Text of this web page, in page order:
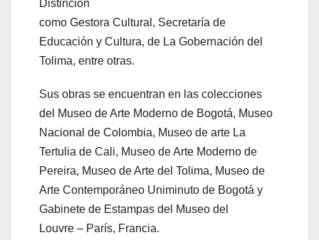
Distinción
como Gestora Cultural, Secretaría de
Educación y Cultura, de La Gobernación del
Tolima, entre otras.
Sus obras se encuentran en las colecciones
del Museo de Arte Moderno de Bogotá, Museo
Nacional de Colombia, Museo de arte La
Tertulia de Cali, Museo de Arte Moderno de
Pereira, Museo de Arte del Tolima, Museo de
Arte Contemporáneo Uniminuto de Bogotá y
Gabinete de Estampas del Museo del
Louvre – París, Francia.